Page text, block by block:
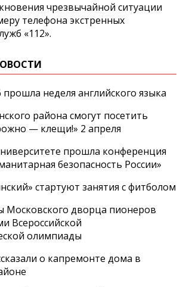
чрезвычайной ситуации
телефона экстренных
«112».
неделя английского языка
района смогут посетить
— клещи!» 2 апреля
прошла конференция
безопасность России»
стартуют занятия с фитболом
Московского дворца пионеров
Всероссийской
олимпиады
о капремонте дома в